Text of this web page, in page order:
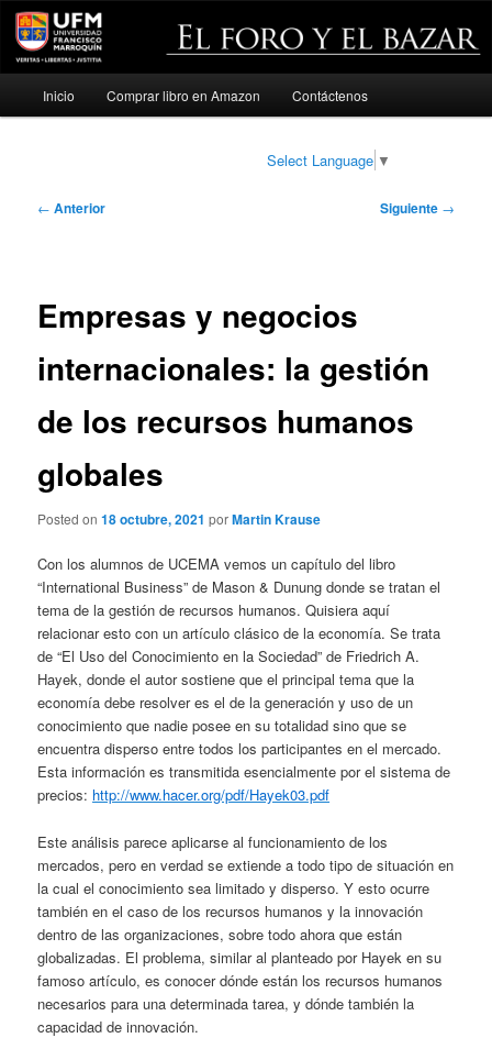
Ir
Inicio Comprar libro en Amazon Contáctenos
Select Language ▼
Navegación
← Anterior Siguiente →
Empresas y negocios
internacionales: la gestión
de los recursos humanos
globales
Posted on18 octubre, 2021 porMartin Krause
Con los alumnos de UCEMA vemos un capítulo del libro
“International Business” de Mason & Dunung donde se tratan el
tema de la gestión de recursos humanos. Quisiera aquí
relacionar esto con un artículo clásico de la economía. Se trata
de “El Uso del Conocimiento en la Sociedad” de Friedrich A.
Hayek, donde el autor sostiene que el principal tema que la
economía debe resolver es el de la generación y uso de un
conocimiento que nadie posee en su totalidad sino que se
encuentra disperso entre todos los participantes en el mercado.
Esta información es transmitida esencialmente por el sistema de
precios: http://www.hacer.org/pdf/Hayek03.pdf
Este análisis parece aplicarse al funcionamiento de los
mercados, pero en verdad se extiende a todo tipo de situación en
la cual el conocimiento sea limitado y disperso. Y esto ocurre
también en el caso de los recursos humanos y la innovación
dentro de las organizaciones, sobre todo ahora que están
globalizadas. El problema, similar al planteado por Hayek en su
famoso artículo, es conocer dónde están los recursos humanos
necesarios para una determinada tarea, y dónde también la
capacidad de innovación.